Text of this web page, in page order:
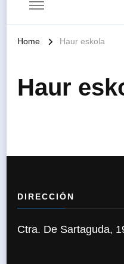
Home Haur eskola
Haur
DIRECCIÓN
Ctra. De Sartaguda,